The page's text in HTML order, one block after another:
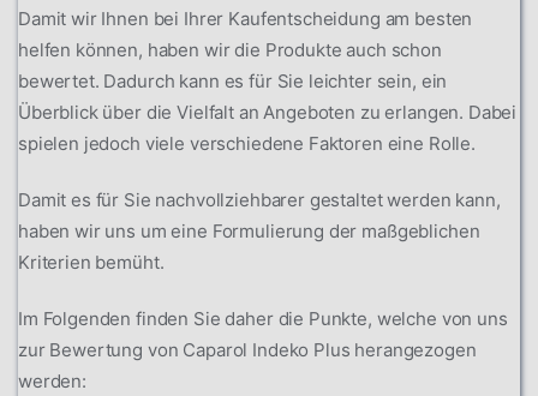
Damit wir Ihnen bei Ihrer Kaufentscheidung am besten
helfen können, haben wir die Produkte auch schon
bewertet. Dadurch kann es für Sie leichter sein, ein
Überblick über die Vielfalt an Angeboten zu erlangen. Dabei
spielen jedoch viele verschiedene Faktoren eine Rolle.
Damit es für Sie nachvollziehbarer gestaltet werden kann,
haben wir uns um eine Formulierung der maßgeblichen
Kriterien bemüht.
Im Folgenden finden Sie daher die Punkte, welche von uns
zur Bewertung von Caparol Indeko Plus herangezogen
werden: